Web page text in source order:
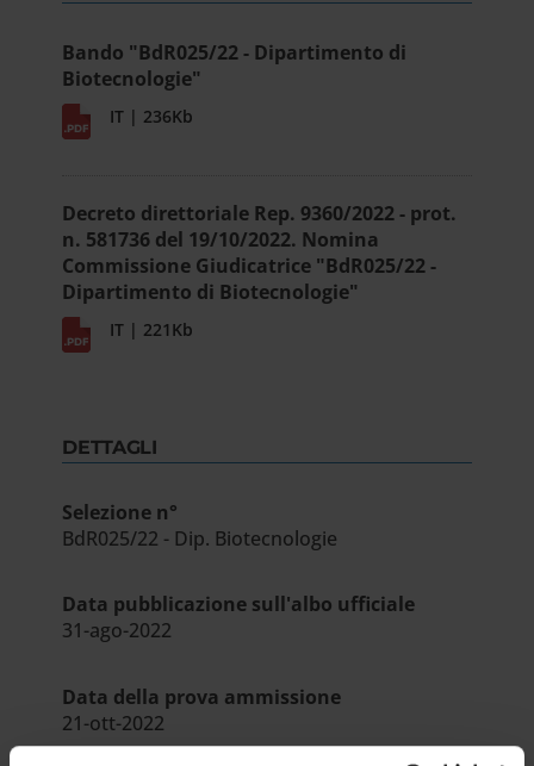
Bando "BdR025/22 - Dipartimento di
Biotecnologie"
IT | 236Kb
Decreto direttoriale Rep. 9360/2022 - prot.
n. 581736 del 19/10/2022. Nomina
Commissione Giudicatrice "BdR025/22 -
Dipartimento di Biotecnologie"
IT | 221Kb
DETTAGLI
Selezione n°
BdR025/22 - Dip. Biotecnologie
Data pubblicazione sull'albo ufficiale
31-ago-2022
Data della prova ammissione
21-ott-2022